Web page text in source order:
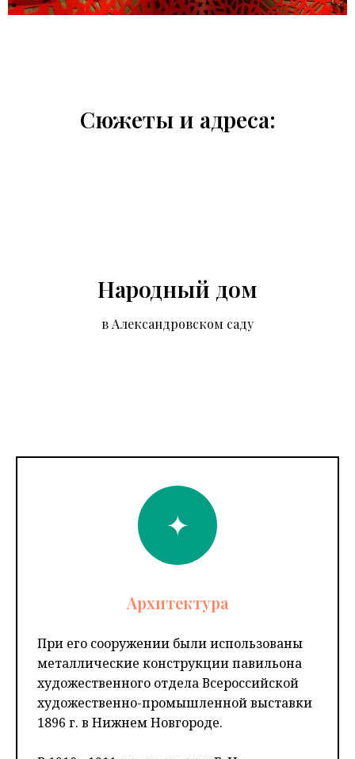
Сюжеты и адреса:
Народный дом
в Александровском саду
Архитектура
При его сооружении были использованы
металлические конструкции павильона
художественного отдела Всероссийской
художественно-промышленной выставки
1896 г. в Нижнем Новгороде.